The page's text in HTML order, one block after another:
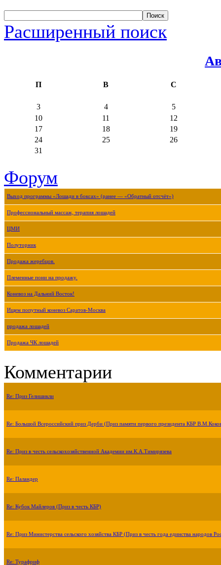
Расширенный поиск
П В С
3 4
5
10
11
12
17
18
19
24
25
26
31
Форум
Выход программы «Лошади в боксах» (ранее — «Обратный отсчёт»)
Профессиональный массаж, терапия лошадей
ЦМИ
Полуторник
Продажа жеребцов.
Племенные пони на продажу.
Коневоз на Дальний Восток!
Ищем попутный коневоз Саратов-Москва
продажа лошадей
Продажа ЧК лошадей
Комментарии
Re: Приз Гелишикли
Re: Большой Всероссийский приз Дерби (Приз памяти первого президента КБР
Re: Приз в честь сельскохозяйственной Академии им.К.А.Тимирязева
Re: Паландер
Re: Кубок Майлеров (Приз в честь КБР)
Re: Приз Министерства сельского хозяйства КБР (Приз в честь года единства народов
Re: Турафриф